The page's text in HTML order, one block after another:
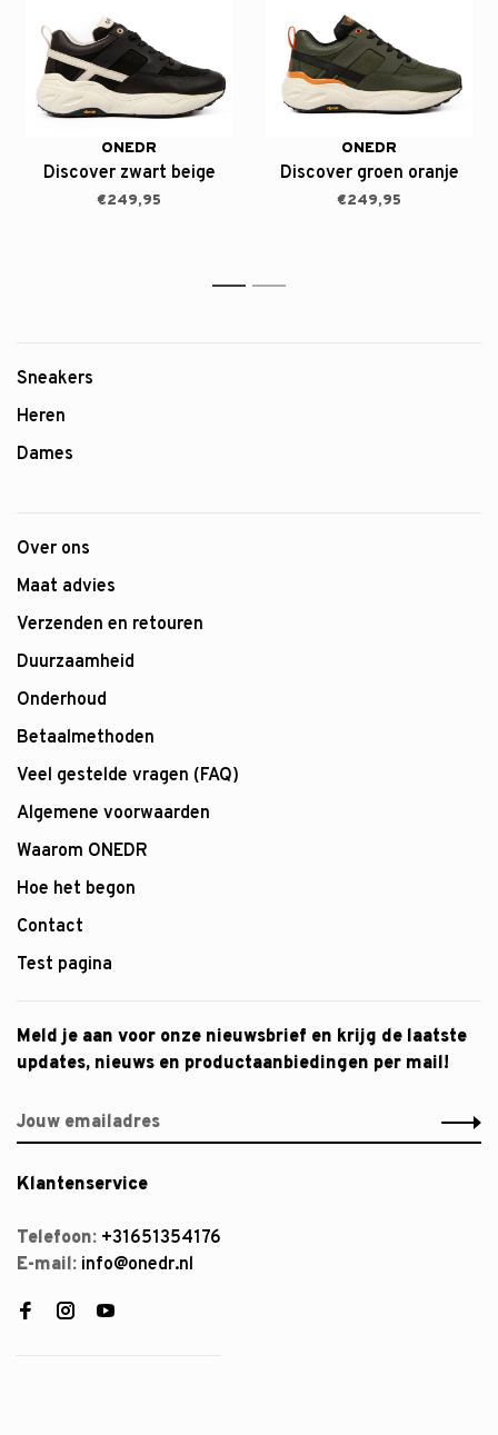
ONEDR
Discover zwart beige
€249,95
ONEDR
Discover groen oranje
€249,95
1 2
Sneakers
Heren
Dames
Over ons
Maat advies
Verzenden en retouren
Duurzaamheid
Onderhoud
Betaalmethoden
Veel gestelde vragen (FAQ)
Algemene voorwaarden
Waarom ONEDR
Hoe het begon
Contact
Test pagina
Meld je aan voor onze nieuwsbrief en krijg de laatste
updates, nieuws en productaanbiedingen per mail!
Klantenservice
Telefoon: +31651354176
E-mail: info@onedr.nl